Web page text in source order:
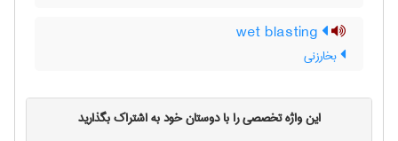
بخارزنی
این واژه تخصصی را با دوستان خود به اشتراک بگذارید